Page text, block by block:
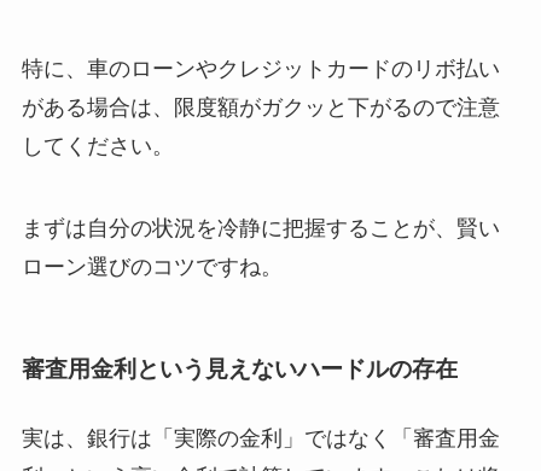
特に、車のローンやクレジットカードのリボ払い
がある場合は、限度額がガクッと下がるので注意
してください。
まずは自分の状況を冷静に把握することが、賢い
ローン選びのコツですね。
審査用金利という見えないハードルの存在
実は、銀行は「実際の金利」ではなく「審査用金